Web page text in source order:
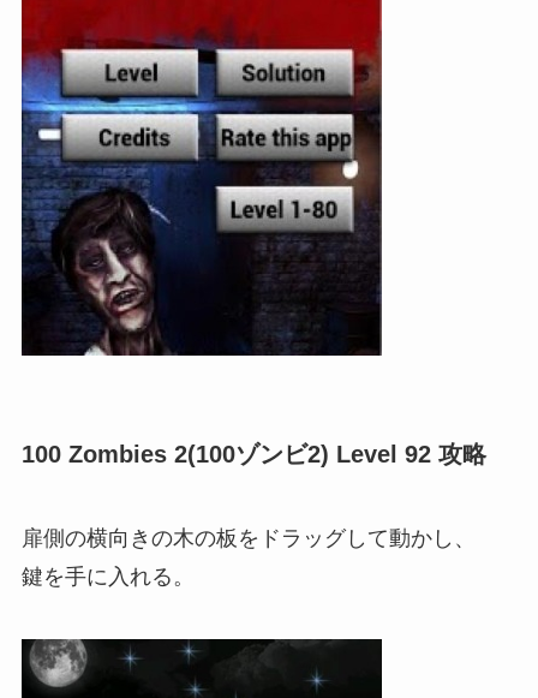
100 Zombies 2(100ゾンビ2) Level 92 攻略
扉側の横向きの木の板をドラッグして動かし、
鍵を手に入れる。